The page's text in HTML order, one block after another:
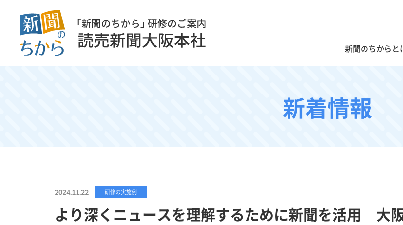
新聞のちからと
新着情報
2024.11.22 研修の実施例
より深くニュースを理解するために新聞を活用 大